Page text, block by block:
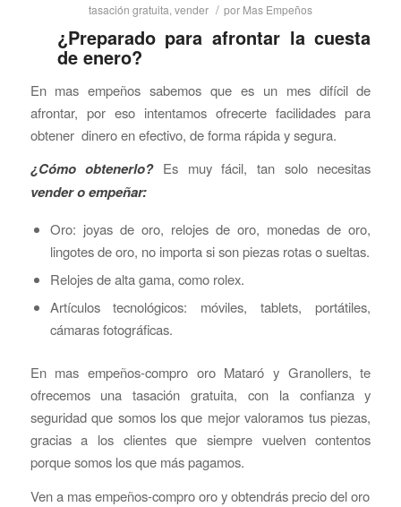
tasación gratuita, vender / por Mas Empeños
¿Preparado para afrontar la cuesta
de enero?
En mas empeños sabemos que es un mes difícil de
afrontar, por eso intentamos ofrecerte facilidades para
obtener dinero en efectivo, de forma rápida y segura.
¿Cómo obtenerlo? Es muy fácil, tan solo necesitas
vender o empeñar:
Oro: joyas de oro, relojes de oro, monedas de oro,
lingotes de oro, no importa si son piezas rotas o sueltas.
Relojes de alta gama, como rolex.
Artículos tecnológicos: móviles, tablets, portátiles,
cámaras fotográficas.
En mas empeños-compro oro Mataró y Granollers, te
ofrecemos una tasación gratuita, con la confianza y
seguridad que somos los que mejor valoramos tus piezas,
gracias a los clientes que siempre vuelven contentos
porque somos los que más pagamos.
Ven a mas empeños-compro oro y obtendrás precio del oro